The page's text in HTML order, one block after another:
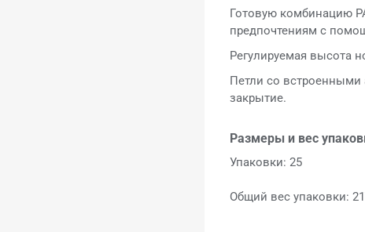
Готовую комбинацию
предпочтениям с
Регулируемая высота
Петли со встроенными
закрытие.
Размеры и вес
Упаковки: 25
Общий вес упаковки: